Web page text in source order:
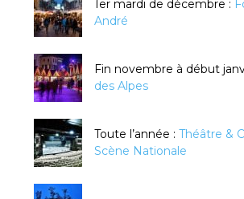
1er mardi de décembre :
André
Fin novembre à début
des Alpes
Toute l’année : Théâtre &
Scène Nationale